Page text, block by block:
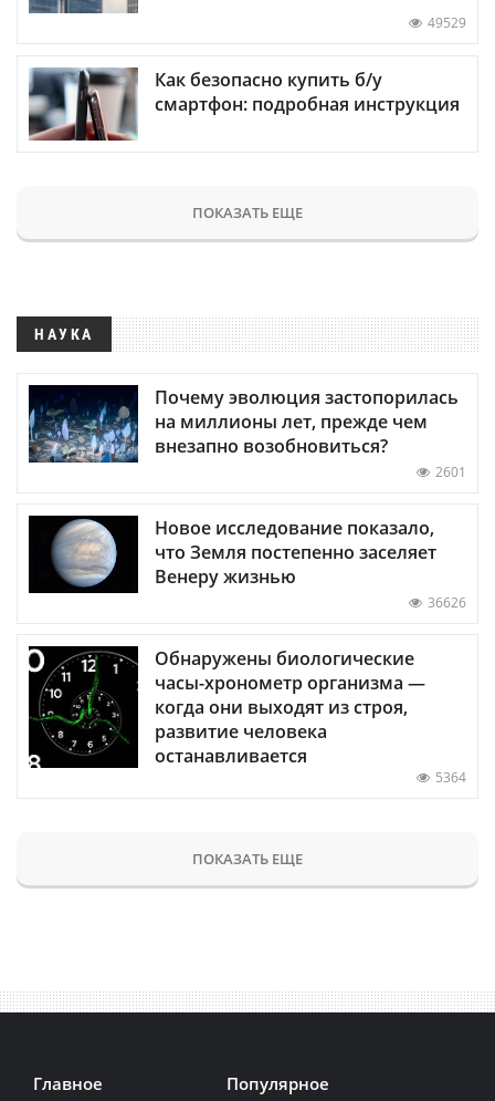
49529
Как безопасно купить б/у
смартфон: подробная инструкция
ПОКАЗАТЬ ЕЩЕ
НАУКА
Почему эволюция застопорилась
на миллионы лет, прежде чем
внезапно возобновиться?
2601
Новое исследование показало,
что Земля постепенно заселяет
Венеру жизнью
36626
Обнаружены биологические
часы-хронометр организма —
когда они выходят из строя,
развитие человека
останавливается
5364
ПОКАЗАТЬ ЕЩЕ
Главное Популярное